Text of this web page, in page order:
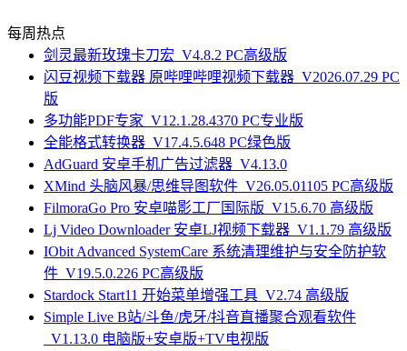
每周热点
剑灵最新玫瑰卡刀宏_V4.8.2 PC高级版
闪豆视频下载器 原哔哩哔哩视频下载器_V2026.07.29 PC
版
多功能PDF专家_V12.1.28.4370 PC专业版
全能格式转换器_V17.4.5.648 PC绿色版
AdGuard 安卓手机广告过滤器_V4.13.0
XMind 头脑风暴/思维导图软件_V26.05.01105 PC高级版
FilmoraGo Pro 安卓喵影工厂国际版_V15.6.70 高级版
Lj Video Downloader 安卓LJ视频下载器_V1.1.79 高级版
IObit Advanced SystemCare 系统清理维护与安全防护软
件_V19.5.0.226 PC高级版
Stardock Start11 开始菜单增强工具_V2.74 高级版
Simple Live B站/斗鱼/虎牙/抖音直播聚合观看软件
_V1.13.0 电脑版+安卓版+TV电视版